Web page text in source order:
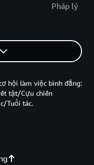
Pháp lý
hội làm việc bình đẳng:
tật/Cựu chiến
Tuổi tác.